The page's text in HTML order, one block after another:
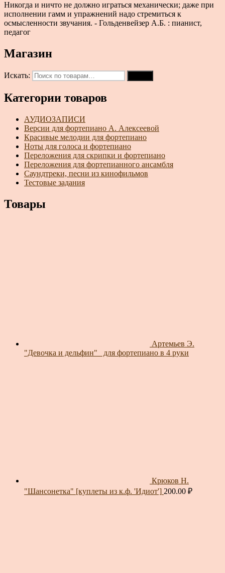
Никогда и ничто не должно играться механически; даже при
исполнении гамм и упражнений надо стремиться к
осмысленности звучания. - Гольденвейзер А.Б. : пианист,
педагог
Магазин
Искать:
Категории товаров
АУДИОЗАПИСИ
Версии для фортепиано А. Алексеевой
Красивые мелодии для фортепиано
Ноты для голоса и фортепиано
Переложения для скрипки и фортепиано
Переложения для фортепианного ансамбля
Саундтреки, песни из кинофильмов
Тестовые задания
Товары
Артемьев Э.
"Девочка и дельфин"_ для фортепиано в 4 руки
Крюков Н.
"Шансонетка" [куплеты из к.ф. 'Идиот'] 200.00 ₽